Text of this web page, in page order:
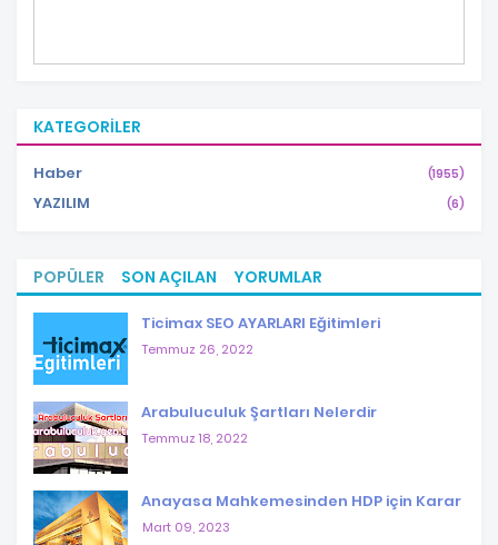
KATEGORILER
Haber (1955)
YAZILIM (6)
POPÜLER SON AÇILAN YORUMLAR
Ticimax SEO AYARLARI Eğitimleri
Temmuz 26, 2022
Arabuluculuk Şartları Nelerdir
Temmuz 18, 2022
Anayasa Mahkemesinden HDP için Karar
Mart 09, 2023